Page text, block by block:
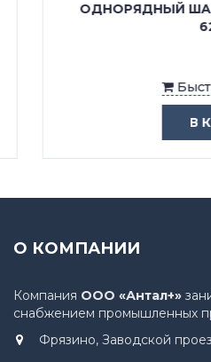
ОДНОРЯДНЫЙ
Быстрая
В
О КОМПАНИИ
Компания ООО «Антал+»
снабжением промышленных
Фрязино, Заводской